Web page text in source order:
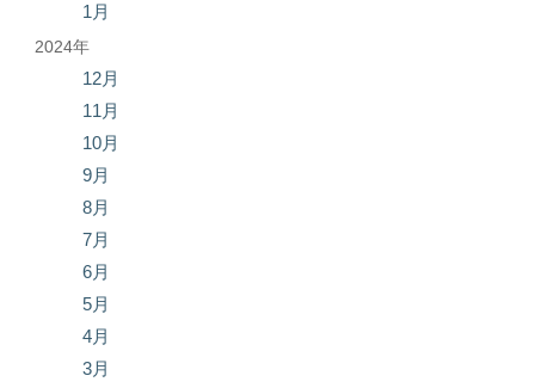
1月
2024年
12月
11月
10月
9月
8月
7月
6月
5月
4月
3月